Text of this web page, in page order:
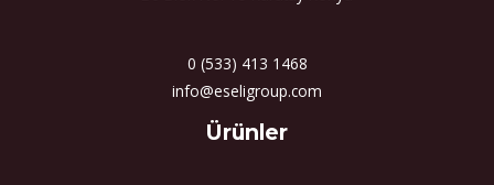
0 (533) 413 1468
info@eseligroup.com
Ürünler